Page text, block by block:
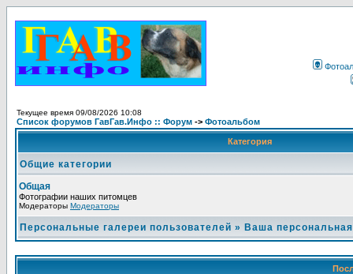
Текущее время 09/08/2026 10:08
Список форумов ГавГав.Инфо :: Форум -> Фотоальбом
Категория
Общие категории
Общая
Фотографии наших питомцев
Модераторы Модераторы
Персональные галереи пользователей » Ваша